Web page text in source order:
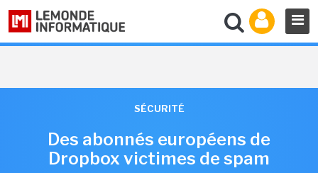
SÉCURITÉ
Des abonnés européens de
Dropbox victimes de spam